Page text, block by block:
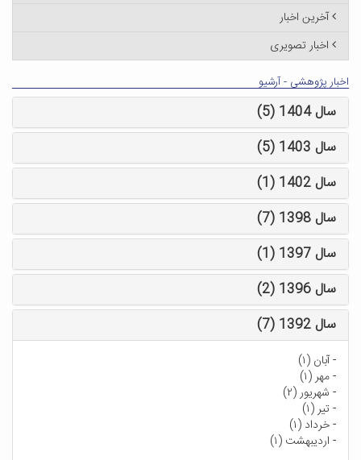
آخرین اخبار
اخبار تصویری
اخبار پژوهشی - آرشیو
سال 1404 (5)
سال 1403 (5)
سال 1402 (1)
سال 1398 (7)
سال 1397 (1)
سال 1396 (2)
سال 1392 (7)
-آبان (۱)
-مهر (۱)
- شهریور (۲)
-تیر (۱)
-خرداد (۱)
- اردیبهشت (۱)